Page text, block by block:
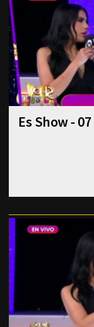
Es Show -